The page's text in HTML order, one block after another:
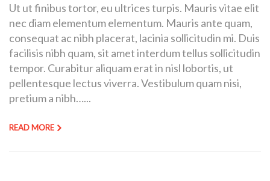
Ut ut finibus tortor, eu ultrices turpis. Mauris vitae elit
nec diam elementum elementum. Mauris ante quam,
consequat ac nibh placerat, lacinia sollicitudin mi. Duis
facilisis nibh quam, sit amet interdum tellus sollicitudin
tempor. Curabitur aliquam erat in nisl lobortis, ut
pellentesque lectus viverra. Vestibulum quam nisi,
pretium a nibh…...
READ MORE